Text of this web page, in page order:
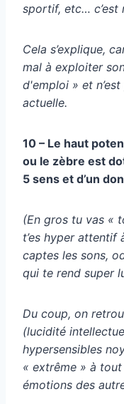
sportif, etc… c’est
Cela s’explique,
mal à exploiter
d'emploi » et
actuelle.
10 – Le haut
ou le zèbre est
5 sens et d’un
(En gros tu vas «
t’es hyper attentif
captes les sons,
qui te rend super
Du coup, on
(lucidité
hypersensibles
« extrême » à
émotions des